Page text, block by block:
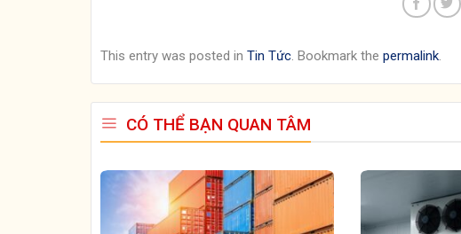
This entry was posted in Tin Tức. Bookmark the permalink.
CÓ THỂ BẠN QUAN TÂM